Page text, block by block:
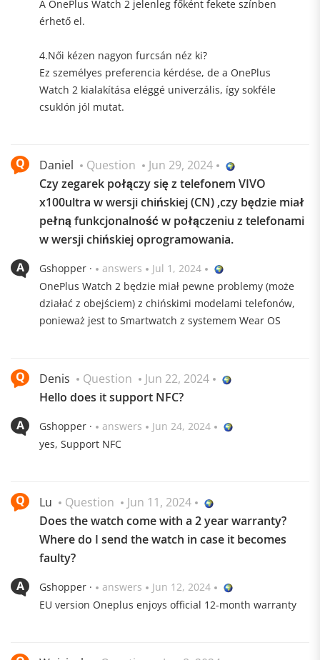
A OnePlus Watch 2 jelenleg főként fekete színben
érhető el.
4.Női kézen nagyon furcsán néz ki?
Ez személyes preferencia kérdése, de a OnePlus
Watch 2 kialakítása eléggé univerzális, így sokféle
csuklón jól mutat.
Daniel Question
Jun 29, 2024
Czy zegarek połączy się z telefonem VIVO
x100ultra w wersji chińskiej (CN) ,czy będzie miał
pełną funkcjonalność w połączeniu z telefonami
w wersji chińskiej oprogramowania.
Gshopper · answers
Jul 1, 2024
OnePlus Watch 2 będzie miał pewne problemy (może
działać z obejściem) z chińskimi modelami telefonów,
ponieważ jest to Smartwatch z systemem Wear OS
Denis Question
Jun 22, 2024
Hello does it support NFC?
Gshopper · answers
Jun 24, 2024
yes, Support NFC
Lu Question
Jun 11, 2024
Does the watch come with a 2 year warranty?
Where do I send the watch in case it becomes
faulty?
Gshopper · answers
Jun 12, 2024
EU version Oneplus enjoys official 12-month warranty